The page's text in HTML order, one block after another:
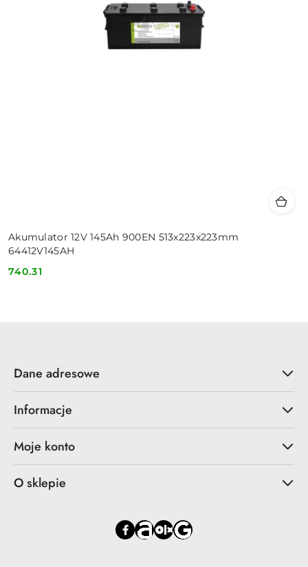
Akumulator 12V 145Ah 900EN 513x223x223mm
64412V145AH
Cena:
740.31
Dane adresowe
Informacje
Moje konto
O sklepie